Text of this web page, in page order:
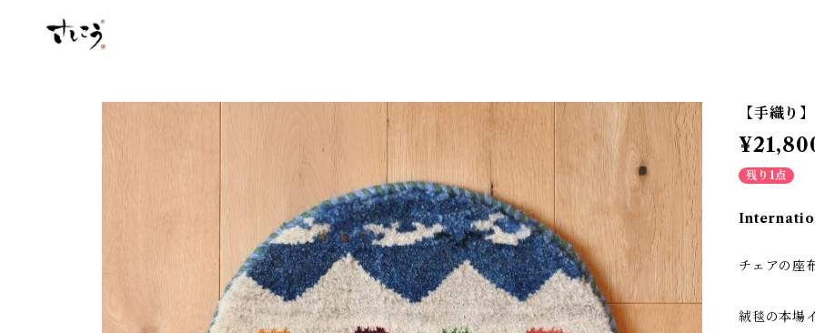
【手織り
残り1点
チェアの座
絨毯の本場